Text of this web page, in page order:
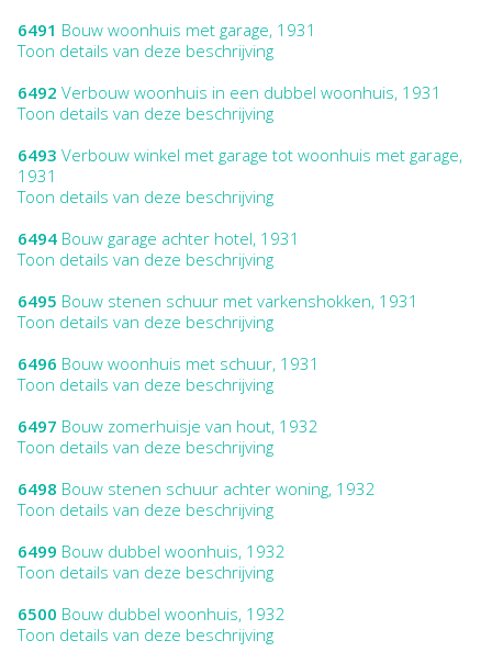
6491 Bouw woonhuis met garage, 1931
Toon details van deze beschrijving
6492 Verbouw woonhuis in een dubbel woonhuis, 1931
Toon details van deze beschrijving
6493 Verbouw winkel met garage tot woonhuis met garage,
1931
Toon details van deze beschrijving
6494 Bouw garage achter hotel, 1931
Toon details van deze beschrijving
6495 Bouw stenen schuur met varkenshokken, 1931
Toon details van deze beschrijving
6496 Bouw woonhuis met schuur, 1931
Toon details van deze beschrijving
6497 Bouw zomerhuisje van hout, 1932
Toon details van deze beschrijving
6498 Bouw stenen schuur achter woning, 1932
Toon details van deze beschrijving
6499 Bouw dubbel woonhuis, 1932
Toon details van deze beschrijving
6500 Bouw dubbel woonhuis, 1932
Toon details van deze beschrijving